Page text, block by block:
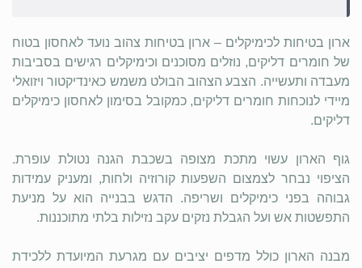
ארון בטיחות לכימיקלים – ארון בטיחות צהוב נועד לאחסון בטוח
של חומרים דליקים, נוזלים מסוכנים וכימיקלים רגישים בסביבות
מעבדה ותעשייה. הצבע הצהוב הבולט משמש כאינדיקטור ויזואלי
מיידי לנוכחות חומרים דליקים, כמקובל בסימון לאחסון כימיקלים
דליקים.
גוף הארון עשוי מתכת מצופה בשכבת הגנה נטולת עופרת.
הציפוי נבחר לצמצום השפעות קורוזיה ולחות, ומעניק עמידות
גבוהה בפני כימיקלים ושריפה. הדגש בבנייה הוא על מניעת
התפשטות אש ועל הגבלת נזקים עקב נזילות בלתי מתוכננות.
מבנה הארון כולל מדפים יציבים עם מגרעת המיועדת ללכידת